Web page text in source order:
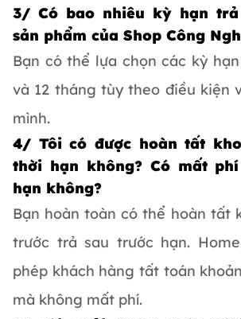
3/ Có bao nhiêu kỳ hạn
sản phẩm của Shop Công
Bạn có thể lựa chọn các kỳ
và 12 tháng tùy theo điều kiện
mình.
4/ Tôi có được hoàn tất
thời hạn không? Có mất
hạn không?
Bạn hoàn toàn có thể hoàn tất
trước trả sau trước hạn.
phép khách hàng tất toán
mà không mất phí.